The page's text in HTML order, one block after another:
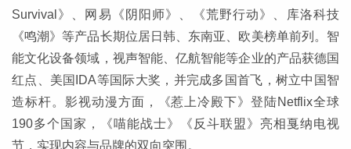
Survival》、网易《阴阳师》、《荒野行动》、库洛科技
《鸣潮》等产品长期位居日韩、东南亚、欧美榜单前列。智
能文化设备领域，视声智能、亿航智能等企业的产品获德国
红点、美国IDA等国际大奖，并完成多国首飞，树立中国智
造标杆。影视动漫方面，《惹上冷殿下》登陆Netflix全球
190多个国家，《喵能战士》《反斗联盟》亮相戛纳电视
节，实现内容与品牌的双向突围。